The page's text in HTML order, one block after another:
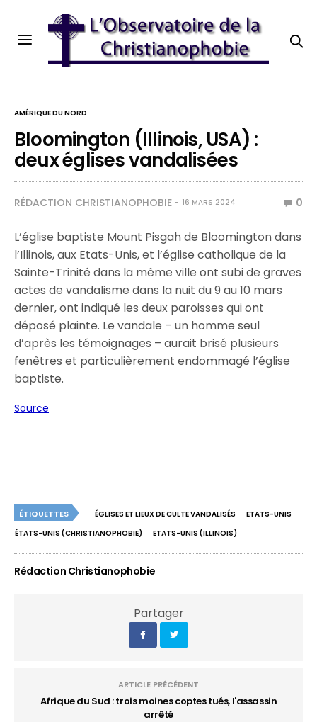
AMÉRIQUE DU NORD
Bloomington (Illinois, USA) :
deux églises vandalisées
RÉDACTION CHRISTIANOPHOBIE 16 MARS 2024 0
L’église baptiste Mount Pisgah de Bloomington dans
l’Illinois, aux Etats-Unis, et l’église catholique de la
Sainte-Trinité dans la même ville ont subi de graves
actes de vandalisme dans la nuit du 9 au 10 mars
dernier, ont indiqué les deux paroisses qui ont
déposé plainte. Le vandale – un homme seul
d’après les témoignages – aurait brisé plusieurs
fenêtres et particulièrement endommagé l’église
baptiste.
Source
ÉTIQUETTES ÉGLISES ET LIEUX DE CULTE VANDALISÉS
ETATS-UNIS
ÉTATS-UNIS (CHRISTIANOPHOBIE)
ETATS-UNIS (ILLINOIS)
Rédaction Christianophobie
Partager
ARTICLE PRÉCÉDENT
Afrique du Sud : trois moines coptes tués, l'assassin
arrêté